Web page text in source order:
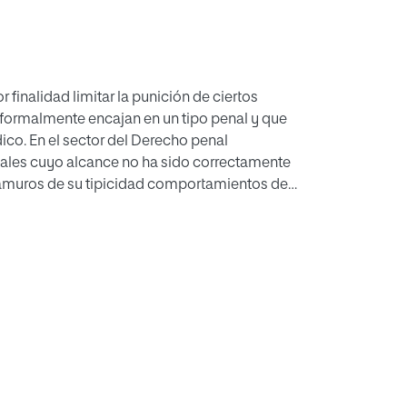
la punición de ciertos
de su tipicidad comportamientos de
y se termina por valorar la